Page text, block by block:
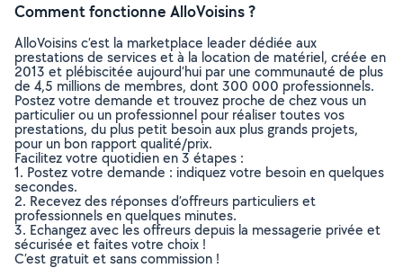
Comment fonctionne AlloVoisins ?
AlloVoisins c’est la marketplace leader dédiée aux
prestations de services et à la location de matériel, créée en
2013 et plébiscitée aujourd’hui par une communauté de plus
de 4,5 millions de membres, dont 300 000 professionnels.
Postez votre demande et trouvez proche de chez vous un
particulier ou un professionnel pour réaliser toutes vos
prestations, du plus petit besoin aux plus grands projets,
pour un bon rapport qualité/prix.
Facilitez votre quotidien en 3 étapes :
1. Postez votre demande : indiquez votre besoin en quelques
secondes.
2. Recevez des réponses d’offreurs particuliers et
professionnels en quelques minutes.
3. Echangez avec les offreurs depuis la messagerie privée et
sécurisée et faites votre choix !
C’est gratuit et sans commission !